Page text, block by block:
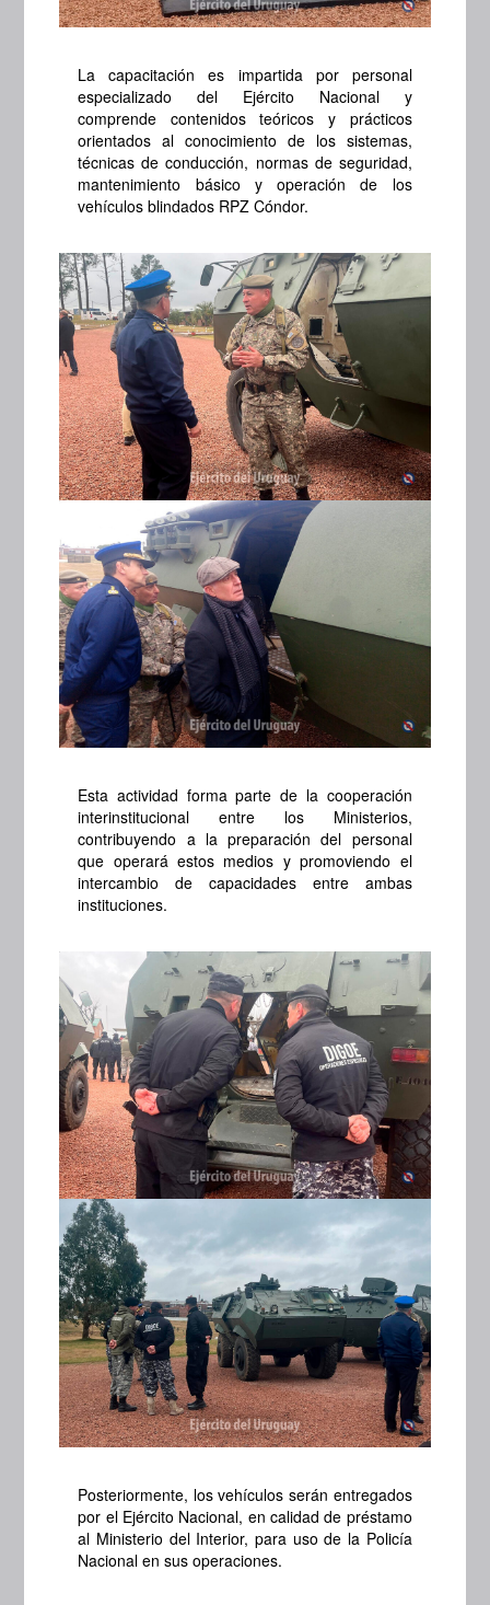
La capacitación es impartida por personal
especializado del Ejército Nacional y
comprende contenidos teóricos y prácticos
orientados al conocimiento de los sistemas,
técnicas de conducción, normas de seguridad,
mantenimiento básico y operación de los
vehículos blindados RPZ Cóndor.
Esta actividad forma parte de la cooperación
interinstitucional entre los Ministerios,
contribuyendo a la preparación del personal
que operará estos medios y promoviendo el
intercambio de capacidades entre ambas
instituciones.
Posteriormente, los vehículos serán entregados
por el Ejército Nacional, en calidad de préstamo
al Ministerio del Interior, para uso de la Policía
Nacional en sus operaciones.